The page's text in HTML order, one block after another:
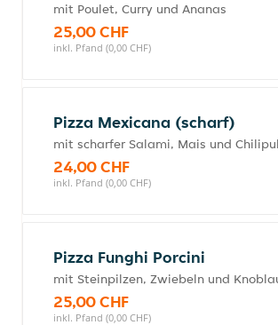
mit Poulet, Curry und Ananas
25,00 CHF
inkl. Pfand (0,00 CHF)
Pizza Mexicana (scharf)
mit scharfer Salami, Mais und
24,00 CHF
inkl. Pfand (0,00 CHF)
Pizza Funghi Porcini
mit Steinpilzen, Zwiebeln und
25,00 CHF
inkl. Pfand (0,00 CHF)